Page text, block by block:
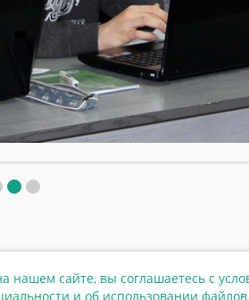
сайте, вы соглашаетесь с
и об использовании файлов